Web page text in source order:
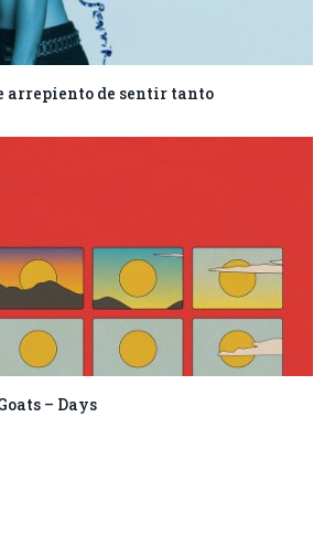
arrepiento de sentir tanto
– Days